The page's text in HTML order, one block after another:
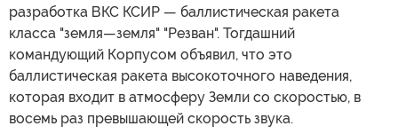
разработка ВКС КСИР — баллистическая ракета
класса "земля—земля" "Резван". Тогдашний
командующий Корпусом объявил, что это
баллистическая ракета высокоточного наведения,
которая входит в атмосферу Земли со скоростью, в
восемь раз превышающей скорость звука.